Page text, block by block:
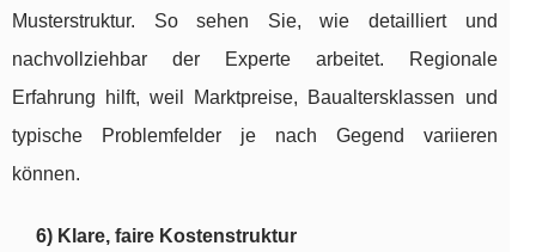
Musterstruktur. So sehen Sie, wie detailliert und
nachvollziehbar der Experte arbeitet. Regionale
Erfahrung hilft, weil Marktpreise, Baualtersklassen und
typische Problemfelder je nach Gegend variieren
können.
6) Klare, faire Kostenstruktur